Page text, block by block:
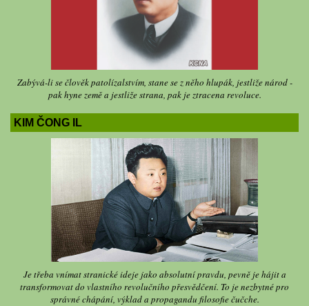
Zabývá-li se člověk patolízalstvím, stane se z něho hlupák, jestliže národ -
pak hyne země a jestliže strana, pak je ztracena revoluce.
KIM ČONG IL
Je třeba vnímat stranické ideje jako absolutní pravdu, pevně je hájit a
transformovat do vlastního revolučního přesvědčení. To je nezbytné pro
správné chápání, výklad a propagandu filosofie čučche.